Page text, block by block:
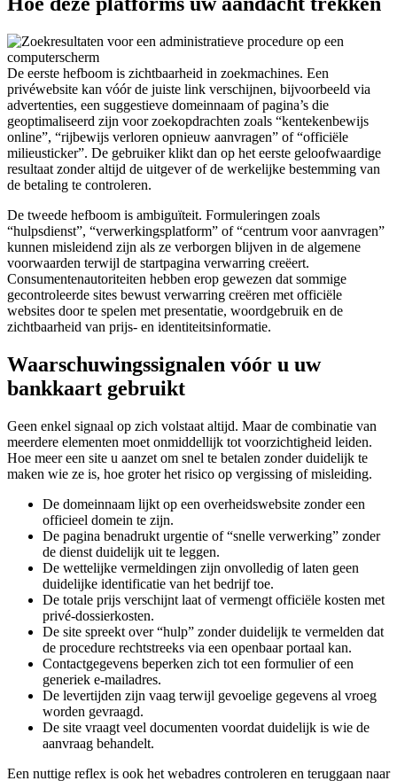
De eerste hefboom is zichtbaarheid in zoekmachines. Een
privéwebsite kan vóór de juiste link verschijnen, bijvoorbeeld via
advertenties, een suggestieve domeinnaam of pagina’s die
geoptimaliseerd zijn voor zoekopdrachten zoals “kentekenbewijs
online”, “rijbewijs verloren opnieuw aanvragen” of “officiële
milieusticker”. De gebruiker klikt dan op het eerste geloofwaardige
resultaat zonder altijd de uitgever of de werkelijke bestemming van
de betaling te controleren.
De tweede hefboom is ambiguïteit. Formuleringen zoals
“hulpsdienst”, “verwerkingsplatform” of “centrum voor aanvragen”
kunnen misleidend zijn als ze verborgen blijven in de algemene
voorwaarden terwijl de startpagina verwarring creëert.
Consumentenautoriteiten hebben erop gewezen dat sommige
gecontroleerde sites bewust verwarring creëren met officiële
websites door te spelen met presentatie, woordgebruik en de
zichtbaarheid van prijs- en identiteitsinformatie.
Waarschuwingssignalen vóór u uw
bankkaart gebruikt
Geen enkel signaal op zich volstaat altijd. Maar de combinatie van
meerdere elementen moet onmiddellijk tot voorzichtigheid leiden.
Hoe meer een site u aanzet om snel te betalen zonder duidelijk te
maken wie ze is, hoe groter het risico op vergissing of misleiding.
De domeinnaam lijkt op een overheidswebsite zonder een
officieel domein te zijn.
De pagina benadrukt urgentie of “snelle verwerking” zonder
de dienst duidelijk uit te leggen.
De wettelijke vermeldingen zijn onvolledig of laten geen
duidelijke identificatie van het bedrijf toe.
De totale prijs verschijnt laat of vermengt officiële kosten met
privé-dossierkosten.
De site spreekt over “hulp” zonder duidelijk te vermelden dat
de procedure rechtstreeks via een openbaar portaal kan.
Contactgegevens beperken zich tot een formulier of een
generiek e-mailadres.
De levertijden zijn vaag terwijl gevoelige gegevens al vroeg
worden gevraagd.
De site vraagt veel documenten voordat duidelijk is wie de
aanvraag behandelt.
Een nuttige reflex is ook het webadres controleren en teruggaan naar